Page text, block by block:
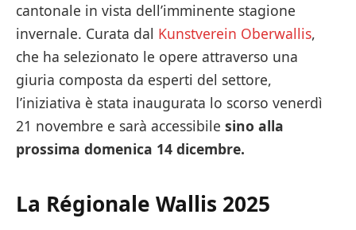
cantonale in vista dell’imminente stagione
invernale. Curata dal Kunstverein Oberwallis,
che ha selezionato le opere attraverso una
giuria composta da esperti del settore,
l’iniziativa è stata inaugurata lo scorso venerdì
21 novembre e sarà accessibile sino alla
prossima domenica 14 dicembre.
La Régionale Wallis 2025